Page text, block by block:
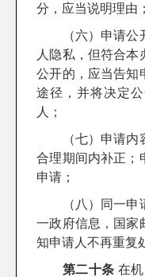
分，应当说明理由；
（六）申请公开
人隐私，但符合本
公开的，应当告知
途径，并将决定
人；
（七）申请内容
合理期间内补正；
申请；
（八）同一申请
一政府信息，国家
知申请人不再重复
第二十条 在